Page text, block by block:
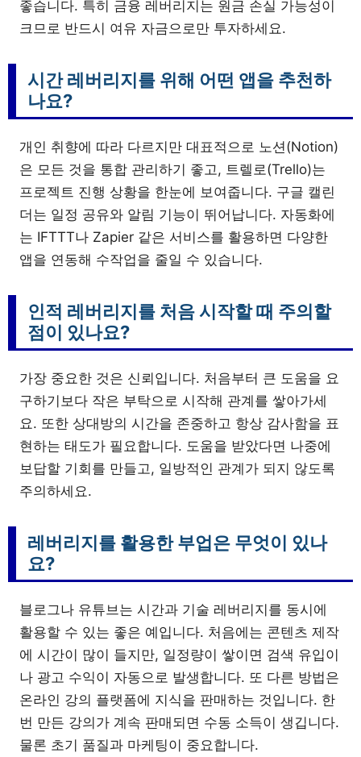
좋습니다. 특히 금융 레버리지는 원금 손실 가능성이
크므로 반드시 여유 자금으로만 투자하세요.
시간 레버리지를 위해 어떤 앱을 추천하
나요?
개인 취향에 따라 다르지만 대표적으로 노션(Notion)
은 모든 것을 통합 관리하기 좋고, 트렐로(Trello)는
프로젝트 진행 상황을 한눈에 보여줍니다. 구글 캘린
더는 일정 공유와 알림 기능이 뛰어납니다. 자동화에
는 IFTTT나 Zapier 같은 서비스를 활용하면 다양한
앱을 연동해 수작업을 줄일 수 있습니다.
인적 레버리지를 처음 시작할 때 주의할
점이 있나요?
가장 중요한 것은 신뢰입니다. 처음부터 큰 도움을 요
구하기보다 작은 부탁으로 시작해 관계를 쌓아가세
요. 또한 상대방의 시간을 존중하고 항상 감사함을 표
현하는 태도가 필요합니다. 도움을 받았다면 나중에
보답할 기회를 만들고, 일방적인 관계가 되지 않도록
주의하세요.
레버리지를 활용한 부업은 무엇이 있나
요?
블로그나 유튜브는 시간과 기술 레버리지를 동시에
활용할 수 있는 좋은 예입니다. 처음에는 콘텐츠 제작
에 시간이 많이 들지만, 일정량이 쌓이면 검색 유입이
나 광고 수익이 자동으로 발생합니다. 또 다른 방법은
온라인 강의 플랫폼에 지식을 판매하는 것입니다. 한
번 만든 강의가 계속 판매되면 수동 소득이 생깁니다.
물론 초기 품질과 마케팅이 중요합니다.